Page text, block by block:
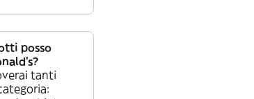
posso
tanti